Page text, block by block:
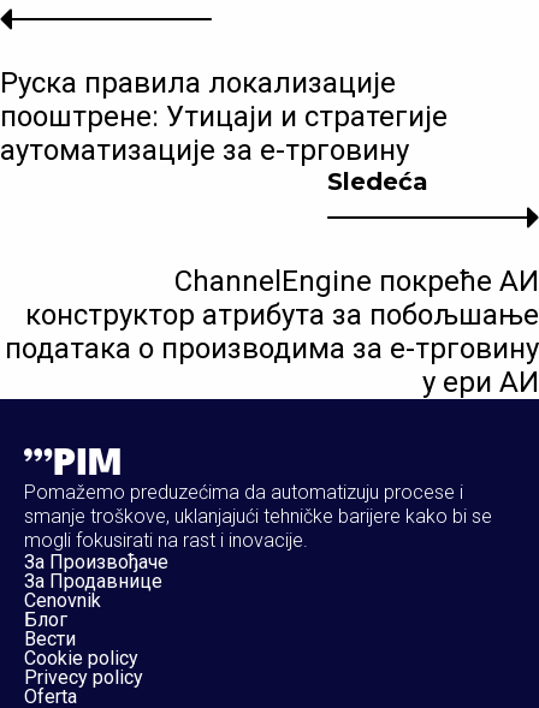
Sledeća
ChannelEngine покреће АИ
конструктор атрибута за побољшање
података о производима за е-трговину
у ери АИ
Руска правила локализације
пооштрене: Утицаји и стратегије
аутоматизације за е-трговину
Pomažemo preduzećima da automatizuju procese i
smanje troškove, uklanjajući tehničke barijere kako bi se
mogli fokusirati na rast i inovacije.
За Произвођаче
За Продавнице
Cenovnik
Блог
Вести
Cookie policy
Privecy policy
Oferta